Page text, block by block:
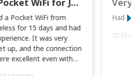
Great Pocket WiFi for Japan Travel
a Pocket WiFi from
for 15 days and had
It was very
up, and the connection
excellent even with
Very
Had
2026-